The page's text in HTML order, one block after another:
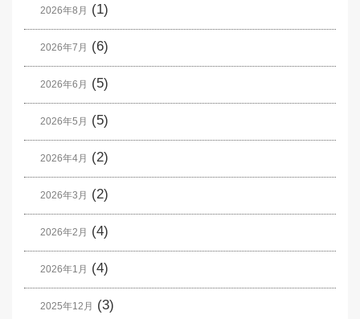
2026年8月 (1)
2026年7月 (6)
2026年6月 (5)
2026年5月 (5)
2026年4月 (2)
2026年3月 (2)
2026年2月 (4)
2026年1月 (4)
2025年12月 (3)